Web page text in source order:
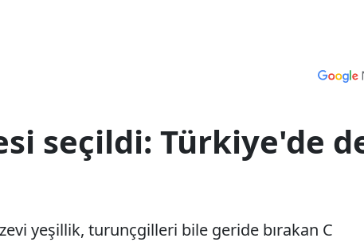
seçildi: Türkiye'de
yeşillik, turunçgilleri bile geride bırakan C